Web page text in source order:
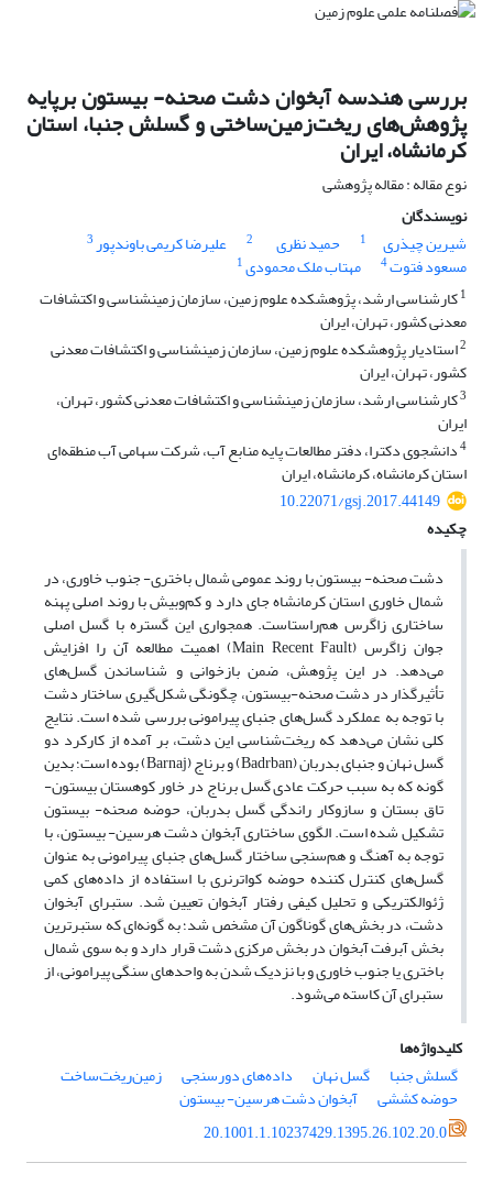
بررسی هندسه آبخوان دشت صحنه- ‌بیستون برپایه
پژوهش‌های ریخت‌زمین‌ساختی و گسلش جنبا، استان
کرمانشاه، ایران
نوع مقاله : مقاله پژوهشی
نویسندگان
شیرین چیذری
1 حمید نظری 2 علیرضا کریمی باوندپور3
مسعود فتوت4 مهتاب ملک محمودی1
1
کارشناسی ارشد، پژوهشکده علوم زمین، سازمان زمین‎شناسی و اکتشافات
معدنی کشور، تهران، ایران
2 استادیار پژوهشکده علوم زمین، سازمان زمین‎شناسی و اکتشافات معدنی
کشور، تهران، ایران
3 کارشناسی ارشد، سازمان زمین‎شناسی و اکتشافات معدنی کشور، تهران،
ایران
4دانشجوی دکترا، دفتر مطالعات پایه منابع آب، شرکت سهامی آب منطقه‌ای
استان کرمانشاه، کرمانشاه، ایران
10.22071/gsj.2017.44149
چکیده
دشت صحنه- بیستون با روند عمومی شمال باختری- جنوب خاوری، در
شمال خاوری استان کرمانشاه جای دارد و کم‌وبیش با روند اصلی پهنه
ساختاری زاگرس هم‌راستاست. همجواری این گستره با گسل اصلی
جوان زاگرس (Main Recent Fault) اهمیت مطالعه آن را افزایش
می‌دهد. در این پژوهش، ضمن بازخوانی و شناساندن گسل‌های
تأثیرگذار در دشت صحنه-بیستون، چگونگی شکل‌گیری ساختار دشت
با توجه به عملکرد گسل‌های جنبای پیرامونی بررسی شده ‌است. نتایج
کلی نشان می‌دهد که ریخت‌شناسی این دشت، بر آمده از کارکرد دو
گسل نهان و جنبای بدربان (Badrban) و برناج (Barnaj) بوده است؛ بدین
گونه که به سبب حرکت عادی گسل برناج در خاور کوهستان بیستون-
تاق بستان و سازوکار راندگی گسل بدربان، حوضه صحنه- بیستون
تشکیل شده است. الگوی ساختاری آبخوان دشت هرسین- بیستون، با
توجه به آهنگ و هم‌سنجی ساختار گسل‌های جنبای پیرامونی به عنوان
گسل‌های کنترل‌ کننده حوضه کواترنری با استفاده از داده‌های کمی
ژئوالکتریکی و تحلیل کیفی رفتار آبخوان تعیین شد. ستبرای آبخوان
دشت، در بخش‌های گوناگون آن مشخص شد؛ به گونه‌ای که ستبرترین
بخش آبرفت آبخوان در بخش مرکزی دشت قرار دارد و به سوی شمال
باختری یا جنوب خاوری و با نزدیک شدن به واحدهای سنگی پیرامونی، از
ستبرای آن کاسته می‌شود.
کلیدواژه‌ها
گسلش جنبا
گسل نهان داده‌های دورسنجی زمین‌ریخت‌ساخت
حوضه کششی
آبخوان دشت هرسین- ‌بیستون
20.1001.1.10237429.1395.26.102.20.0